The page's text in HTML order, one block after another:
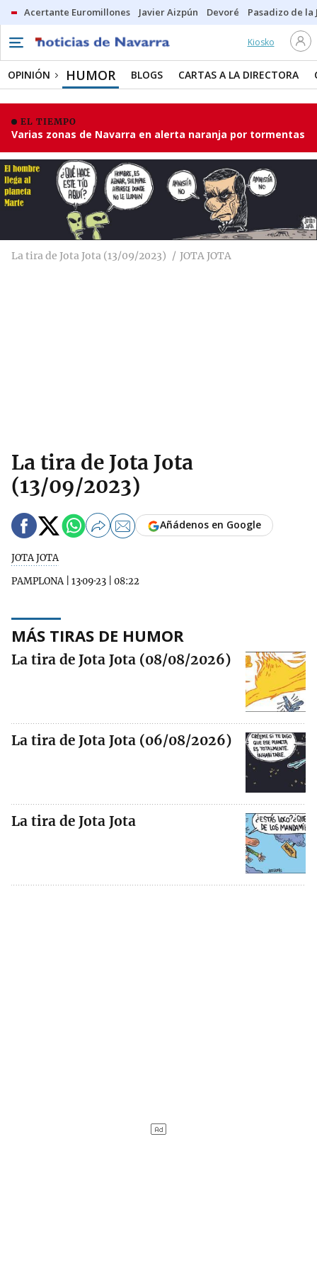
Acertante Euromillones Javier Aizpún Devoré Pasadizo de la
Kiosko
OPINIÓN HUMOR BLOGS CARTAS A LA DIRECTORA
EL TIEMPO
Varias zonas de Navarra en alerta naranja por tormentas
La tira de Jota Jota (13/09/2023) JOTA JOTA
La tira de Jota Jota
(13/09/2023)
JOTA JOTA
PAMPLONA| 13·09·23 08:22
Añádenos en Google
MÁS TIRAS DE HUMOR
La tira de Jota Jota (08/08/2026)
La tira de Jota Jota (06/08/2026)
La tira de Jota Jota